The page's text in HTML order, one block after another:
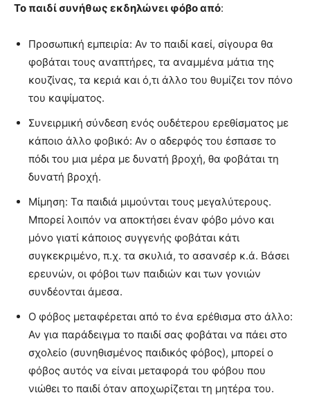
Το παιδί συνήθως εκδηλώνει φόβο από:
Προσωπική εμπειρία: Αν το παιδί καεί, σίγουρα θα
φοβάται τους αναπτήρες, τα αναμμένα μάτια της
κουζίνας, τα κεριά και ό,τι άλλο του θυμίζει τον πόνο
του καψίματος.
Συνειρμική σύνδεση ενός ουδέτερου ερεθίσματος με
κάποιο άλλο φοβικό: Αν ο αδερφός του έσπασε το
πόδι του μια μέρα με δυνατή βροχή, θα φοβάται τη
δυνατή βροχή.
Μίμηση: Τα παιδιά μιμούνται τους μεγαλύτερους.
Μπορεί λοιπόν να αποκτήσει έναν φόβο μόνο και
μόνο γιατί κάποιος συγγενής φοβάται κάτι
συγκεκριμένο, π.χ. τα σκυλιά, το ασανσέρ κ.ά. Βάσει
ερευνών, οι φόβοι των παιδιών και των γονιών
συνδέονται άμεσα.
Ο φόβος μεταφέρεται από το ένα ερέθισμα στο άλλο:
Αν για παράδειγμα το παιδί σας φοβάται να πάει στο
σχολείο (συνηθισμένος παιδικός φόβος), μπορεί ο
φόβος αυτός να είναι μεταφορά του φόβου που
νιώθει το παιδί όταν αποχωρίζεται τη μητέρα του.